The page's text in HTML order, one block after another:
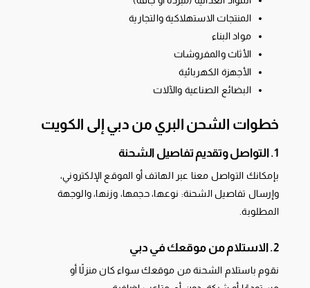
المنتجات الاستهلاكية والتجارية
مواد البناء
الأثاث والمفروشات
الأجهزة الكهربائية
البضائع الصناعية والآلات
خطوات الشحن البري من دبي إلى الكويت
1. التواصل وتقديم تفاصيل الشحنة
بإمكانك التواصل معنا عبر الهاتف أو الموقع الإلكتروني،
وإرسال تفاصيل الشحنة: نوعها، حجمها، وزنها، والوجهة
المطلوبة.
2. الاستلام من موقعك في دبي
نقوم باستلام الشحنة من موقعك سواء كان منزلًا أو